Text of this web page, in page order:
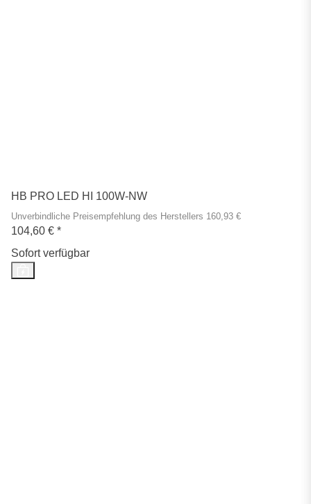
HB PRO LED HI 100W-NW
Unverbindliche Preisempfehlung des Herstellers 160,93 €
104,60 € *
Sofort verfügbar